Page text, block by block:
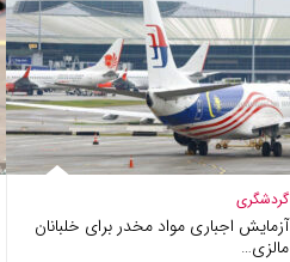
گردشگری
آزمایش اجباری مواد مخدر برای خلبانان
مالزی…